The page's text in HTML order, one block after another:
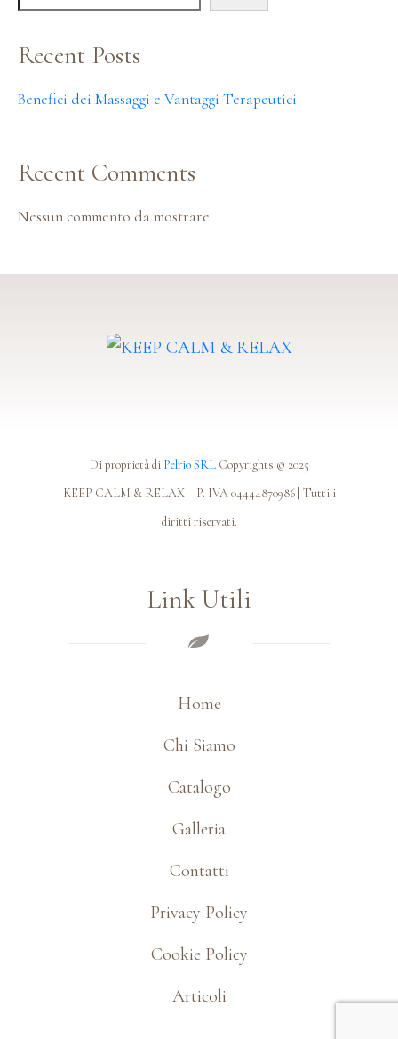
Recent Posts
Benefici dei Massaggi e Vantaggi Terapeutici
Recent Comments
Nessun commento da mostrare.
Di proprietà di Pelrio SRLCopyrights © 2025
KEEP CALM & RELAX – P. IVA 04444870986 | Tutti i
diritti riservati.
Link Utili
Home
Chi Siamo
Catalogo
Galleria
Contatti
Privacy Policy
Cookie Policy
Articoli